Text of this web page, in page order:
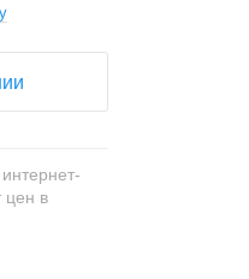
цен в